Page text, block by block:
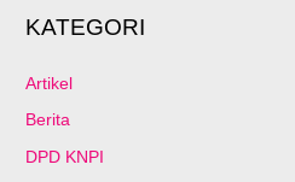
KATEGORI
Artikel
Berita
DPD KNPI